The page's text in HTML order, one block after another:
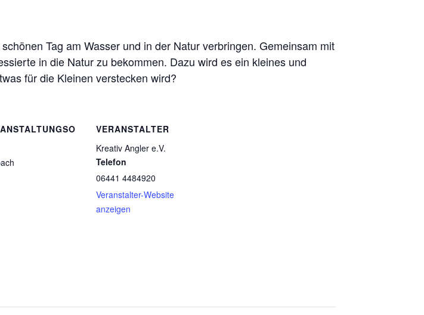
Tag am Wasser und in der Natur verbringen. Gemeinsam mit
in die Natur zu bekommen. Dazu wird es ein kleines und
für die Kleinen verstecken wird?
VERANSTALTER
Kreativ Angler e.V.
Telefon
06441 4484920
Veranstalter-Website
anzeigen